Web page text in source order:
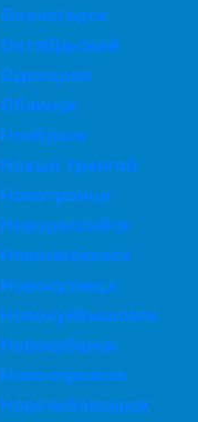
Оленегорск
Октябрьский
Одинцово
Обнинск
Ноябрьск
Новый Уренгой
Новотроицк
Новороссийск
Новомосковск
Новокузнецк
Новокуйбышевск
Новокубанск
Новочеркасск
Новочебоксарск